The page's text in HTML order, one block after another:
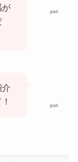
yuri
が
yuri